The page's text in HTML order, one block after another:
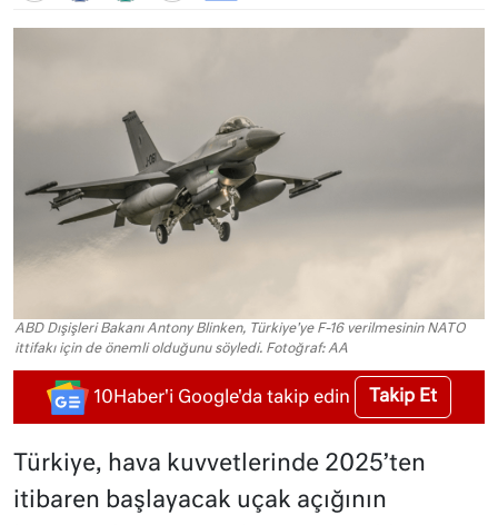
ABD Dışişleri Bakanı Antony Blinken, Türkiye'ye F-16 verilmesinin NATO
ittifakı için de önemli olduğunu söyledi. Fotoğraf: AA
10Haber'i Google'da takip edin Takip Et
Türkiye, hava kuvvetlerinde 2025’ten
itibaren başlayacak uçak açığının